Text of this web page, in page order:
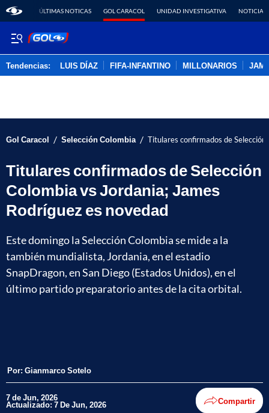
ÚLTIMAS NOTICAS GOL CARACOL UNIDAD INVESTIGATIVA NOTICIAS
Tendencias: LUIS DÍAZ FIFA-INFANTINO MILLONARIOS
Gol Caracol / Selección Colombia / Titulares confirmados de
Titulares confirmados de Selección
Colombia vs Jordania; James
Rodríguez es novedad
Este domingo la Selección Colombia se mide a la
también mundialista, Jordania, en el estadio
SnapDragon, en San Diego (Estados Unidos), en el
último partido preparatorio antes de la cita orbital.
Por: Gianmarco Sotelo
7 de Jun, 2026
Actualizado: 7 De Jun, 2026 Compartir